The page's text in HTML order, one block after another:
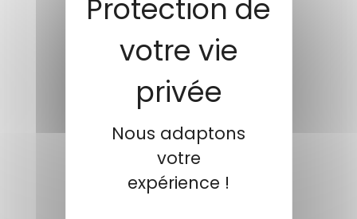
Nous adaptons
votre
expérience !